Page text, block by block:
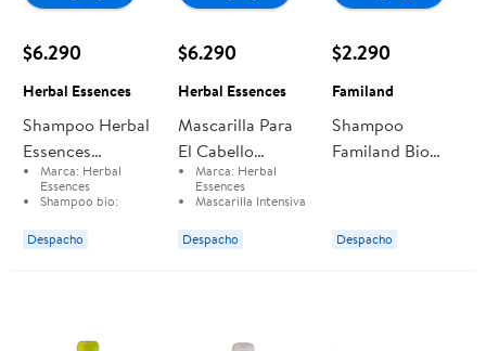
$6.290
Herbal Essences
Shampoo Herbal
Essences
Bio:renew Argan
Oil Of Morocco
Biorenew Argan
Oil Of Morocco
Marca: Herbal
Essences
Shampoo bío:
Oil Of Morocco
Despacho
$6.290
Herbal Essences
Mascarilla Para
El Cabello
Herbal Essences
Intensiva
Bío:renew Argan
Oil Of Morocco
Marca: Herbal
Essences
Mascarilla Intensiva
Oil Of Morocco
Despacho
$2.290
Familand
Shampoo
Familand Bio
Despacho